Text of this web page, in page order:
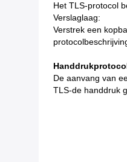
Het TLS-protocol
Verslaglaag:
Verstrek een
De aanvang van
TLS-de handdruk